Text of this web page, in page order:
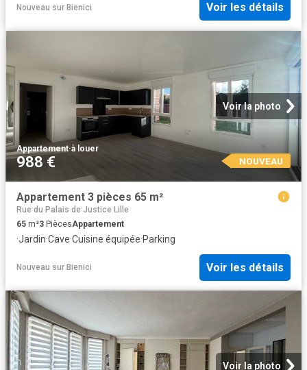
Nouveau sur Bienici Voir les détails
Voir la photo
Appartement·à louer
988 € NOUVEAU
Appartement 3 pièces 65 m²
Rue du Palais de Justice Lille
65 m²3 PiècesAppartement
·Jardin·Cave·Cuisine équipée·Parking
Nouveau sur Bienici Voir les détails
Voir la photo